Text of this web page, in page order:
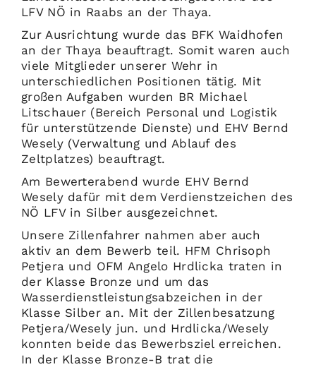
LFV NÖ in Raabs an der Thaya.
Zur Ausrichtung wurde das BFK Waidhofen
an der Thaya beauftragt. Somit waren auch
viele Mitglieder unserer Wehr in
unterschiedlichen Positionen tätig. Mit
großen Aufgaben wurden BR Michael
Litschauer (Bereich Personal und Logistik
für unterstützende Dienste) und EHV Bernd
Wesely (Verwaltung und Ablauf des
Zeltplatzes) beauftragt.
Am Bewerterabend wurde EHV Bernd
Wesely dafür mit dem Verdienstzeichen des
NÖ LFV in Silber ausgezeichnet.
Unsere Zillenfahrer nahmen aber auch
aktiv an dem Bewerb teil. HFM Chrisoph
Petjera und OFM Angelo Hrdlicka traten in
der Klasse Bronze und um das
Wasserdienstleistungsabzeichen in der
Klasse Silber an. Mit der Zillenbesatzung
Petjera/Wesely jun. und Hrdlicka/Wesely
konnten beide das Bewerbsziel erreichen.
In der Klasse Bronze-B trat die